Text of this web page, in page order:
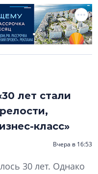
лет стали
класс»
Вчера в 16:53
30 лет. Однако